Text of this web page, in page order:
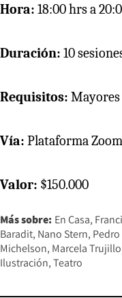
Hora: 18:00 hrs a
Duración: 10
Requisitos: Mayores
Vía: Plataforma Zoom
Valor: $150.000
Más sobre: En Casa
Baradit Nano Stern
Michelson Marcela Trujillo
Ilustración Teatro